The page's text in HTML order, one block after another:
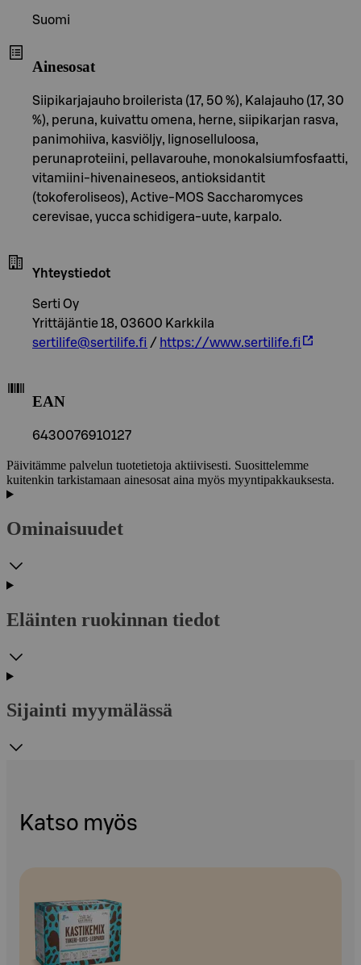
Suomi
Ainesosat
Siipikarjajauho broilerista (17, 50 %), Kalajauho (17, 30
%), peruna, kuivattu omena, herne, siipikarjan rasva,
panimohiiva, kasviöljy, lignoselluloosa,
perunaproteiini, pellavarouhe, monokalsiumfosfaatti,
vitamiini-hivenaineseos, antioksidantit
(tokoferoliseos), Active-MOS Saccharomyces
cerevisae, yucca schidigera-uute, karpalo.
Yhteystiedot
Serti Oy
Yrittäjäntie 18, 03600 Karkkila
sertilife@sertilife.fi / https://www.sertilife.fi
EAN
6430076910127
Päivitämme palvelun tuotetietoja aktiivisesti. Suosittelemme
kuitenkin tarkistamaan ainesosat aina myös myyntipakkauksesta.
Ominaisuudet
Eläinten ruokinnan tiedot
Sijainti myymälässä
Katso myös